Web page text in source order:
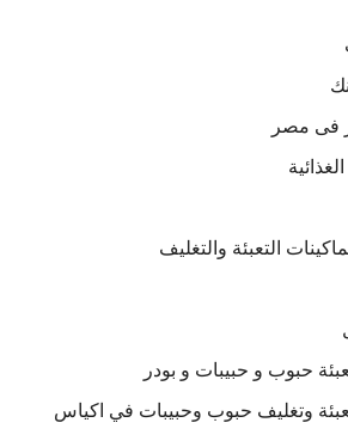
فى مصر
التعبئة والتغليف
حبوب و حبيبات و بودر
وتغليف حبوب وحبيبات في اكياس